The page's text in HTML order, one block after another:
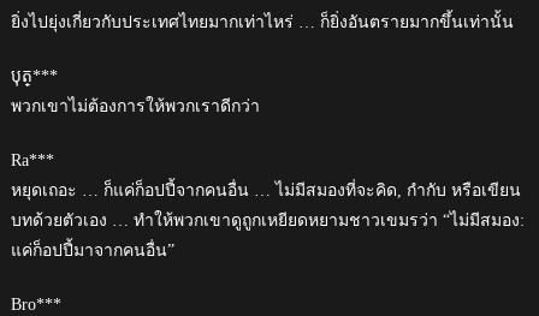
ยิ่งไปยุ่งเกี่ยวกับประเทศไทยมากเท่าไหร่ … ก็ยิ่งอันตรายมากขึ้นเท่านั้น
បុត្***
พวกเขาไม่ต้องการให้พวกเราดีกว่า
Ra***
หยุดเถอะ … ก็แค่ก็อปปี้จากคนอื่น … ไม่มีสมองที่จะคิด, กำกับ หรือเขียน
บทด้วยตัวเอง … ทำให้พวกเขาดูถูกเหยียดหยามชาวเขมรว่า “ไม่มีสมอง:
แค่ก็อปปี้มาจากคนอื่น”
Bro***